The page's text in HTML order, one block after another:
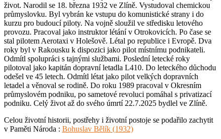
život. Narodil se 18. března 1932 ve Zlíně. Vystudoval chemickou
průmyslovku. Byl vybrán ke vstupu do komunistické strany i do
kurzu pro budoucí piloty. Na vojně sloužil ve středisku letového
provozu. Pracoval jako instruktor létání v Otrokovicích. Po čase se
stal pilotem Aerotaxi v Holešově. Létal po republice i Evropě. Dva
roky byl v Rakousku k dispozici jako pilot místnímu podnikateli.
Odmítl spolupráci s tajnými službami. Poslední letecké roky
pilotoval jako kapitán dopravní letadla L410. Do leteckého důchodu
odešel ve 45 letech. Odmítl létat jako pilot velkých dopravních
letadel a věnoval se rodině. Do roku 1989 pracoval v Okresním
průmyslovém podniku, po sametové revoluci pomáhal s privatizací
podniku. Celý život až do svého úmrtí 22.7.2025 bydlel ve Zlíně.
Celou životní historii, postřehy i životní postoje se podařilo zachytit
v Paměti Národa : Bohuslav Bělík (1932)